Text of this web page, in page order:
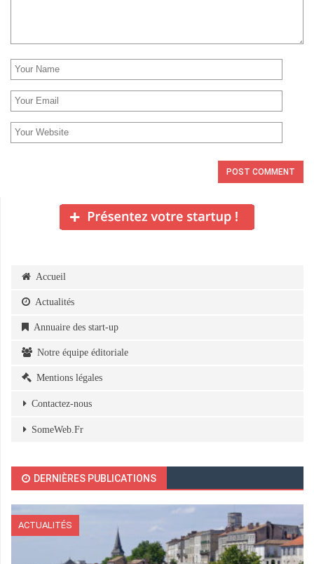
Accueil
Actualités
Annuaire des start-up
Notre équipe éditoriale
Mentions légales
Contactez-nous
SomeWeb.Fr
DERNIÈRES PUBLICATIONS
ACTUALITÉS